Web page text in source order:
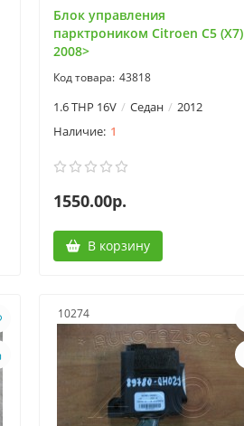
Блок управления
парктроником Citroen C5 (X7)
2008>
43818
1.6 THP 16V Седан 2012
1
1550.00р.
В корзину
10274